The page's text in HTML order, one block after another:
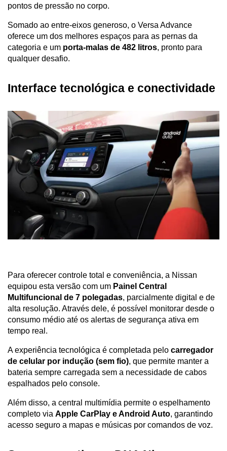
pontos de pressão no corpo.
Somado ao entre-eixos generoso, o Versa Advance
oferece um dos melhores espaços para as pernas da
categoria e um porta-malas de 482 litros, pronto para
qualquer desafio.
Interface tecnológica e conectividade
Para oferecer controle total e conveniência, a Nissan
equipou esta versão com um Painel Central
Multifuncional de 7 polegadas, parcialmente digital e de
alta resolução. Através dele, é possível monitorar desde o
consumo médio até os alertas de segurança ativa em
tempo real.
A experiência tecnológica é completada pelo carregador
de celular por indução (sem fio), que permite manter a
bateria sempre carregada sem a necessidade de cabos
espalhados pelo console.
Além disso, a central multimídia permite o espelhamento
completo via Apple CarPlay e Android Auto, garantindo
acesso seguro a mapas e músicas por comandos de voz.